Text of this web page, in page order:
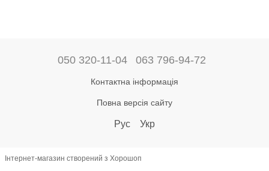
050 320-11-04 063 796-94-72
Контактна інформація
Повна версія сайту
Рус Укр
Інтернет-магазин створений з Хорошоп